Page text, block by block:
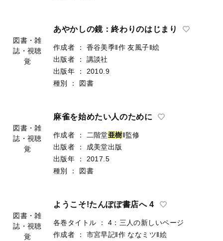
図書・雑
誌・視聴
覚
あやかしの鏡：終わりのはじまり
作成者 ： 香谷美季‖作 友風子‖絵
出版者
：
講談社
出版年
：
2010.9
種別
： 図書
図書・雑
誌・視聴
覚
麻雀を始めたい人のために
作成者 ： 二階堂亜樹‖監修
出版者
：
成美堂出版
出版年
：
2017.5
種別
： 図書
図書・雑
誌・視聴
覚
ようこそ!たんぽぽ書店へ 4
各巻タイトル ：
4：三人の新しいページ
作成者
： 市宮早記‖作 ななミツ‖絵